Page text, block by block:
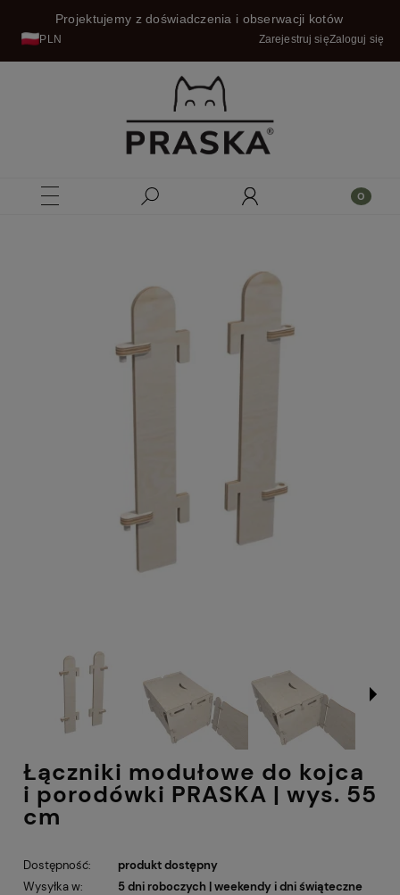
PLN
Projektujemy z doświadczenia i obserwacji kotów
Zarejestruj sięZaloguj się
Łączniki modułowe do kojca
i porodówki PRASKA | wys. 55
cm
Dostępność:
produkt dostępny
Wysyłka w:
5 dni roboczych | weekendy i dni świąteczne